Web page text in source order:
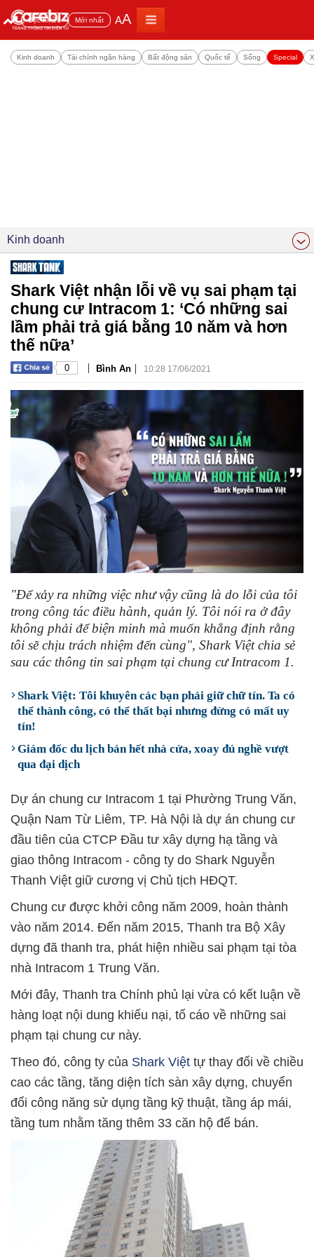
Đọc nhiều Mới nhất AA
Kinh doanh Tài chính ngân hàng Bất động sản Quốc tế Sống Special
Kinh doanh
Shark Việt nhận lỗi về vụ sai phạm tại
chung cư Intracom 1: ‘Có những sai
lầm phải trả giá bằng 10 năm và hơn
thế nữa’
0 | Bình An | 10:28 17/06/2021
"Để xảy ra những việc như vậy cũng là do lỗi của tôi
trong công tác điều hành, quản lý. Tôi nói ra ở đây
không phải để biện minh mà muốn khẳng định rằng
tôi sẽ chịu trách nhiệm đến cùng", Shark Việt chia sẻ
sau các thông tin sai phạm tại chung cư Intracom 1.
Shark Việt: Tôi khuyên các bạn phải giữ chữ tín. Ta có
thể thành công, có thể thất bại nhưng đừng có mất uy
tín!
Giám đốc du lịch bán hết nhà cửa, xoay đủ nghề vượt
qua đại dịch
Dự án chung cư Intracom 1 tại Phường Trung Văn,
Quận Nam Từ Liêm, TP. Hà Nội là dự án chung cư
đầu tiên của CTCP Đầu tư xây dựng hạ tầng và
giao thông Intracom - công ty do Shark Nguyễn
Thanh Việt giữ cương vị Chủ tịch HĐQT.
Chung cư được khởi công năm 2009, hoàn thành
vào năm 2014. Đến năm 2015, Thanh tra Bộ Xây
dựng đã thanh tra, phát hiện nhiều sai phạm tại tòa
nhà Intracom 1 Trung Văn.
Mới đây, Thanh tra Chính phủ lại vừa có kết luận về
hàng loạt nội dung khiếu nại, tố cáo về những sai
phạm tại chung cư này.
Theo đó, công ty của Shark Việt tự thay đổi về chiều
cao các tầng, tăng diện tích sàn xây dựng, chuyển
đổi công năng sử dụng tầng kỹ thuật, tầng áp mái,
tầng tum nhằm tăng thêm 33 căn hộ để bán.